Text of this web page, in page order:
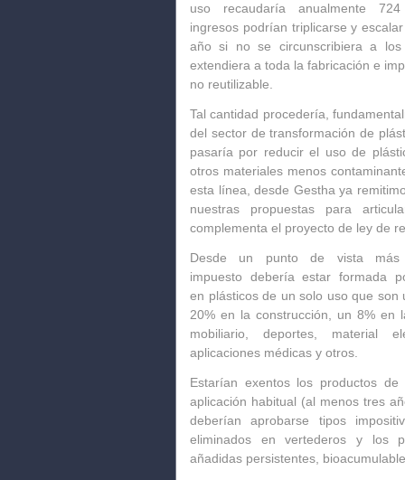
uso recaudaría anualmente
ingresos podrían triplicarse y
año si no se circunscribiera a
extendiera a toda la fabricación e
no reutilizable.
Tal cantidad procedería,
del sector de transformación de
pasaría por reducir el uso de
otros materiales menos
esta línea, desde Gestha ya
nuestras propuestas para
complementa el proyecto de ley de
Desde un punto de vista
impuesto debería estar formada
en plásticos de un solo uso que
20% en la construcción, un 8% en
mobiliario, deportes, material
aplicaciones médicas y otros.
Estarían exentos los productos
aplicación habitual (al menos tres
deberían aprobarse tipos
eliminados en vertederos y los
añadidas persistentes,